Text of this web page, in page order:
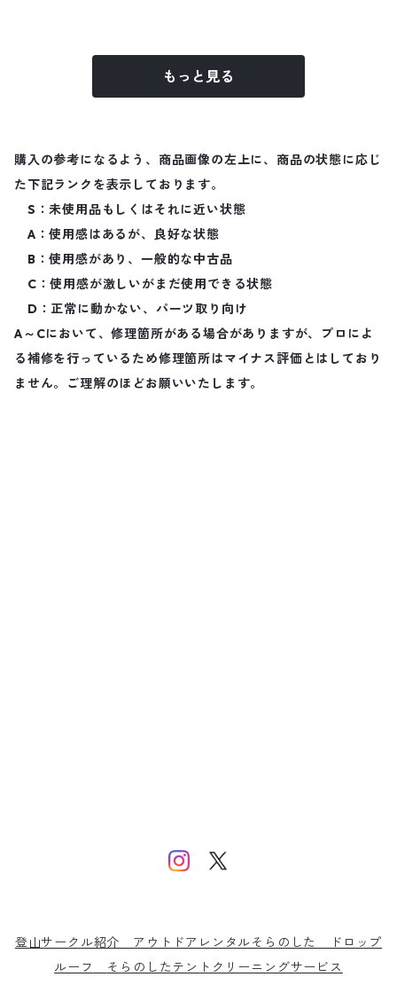
もっと見る
購入の参考になるよう、商品画像の左上に、商品の状態に応じ
た下記ランクを表示しております。
S：未使用品もしくはそれに近い状態
A：使用感はあるが、良好な状態
B：使用感があり、一般的な中古品
C：使用感が激しいがまだ使用できる状態
D：正常に動かない、パーツ取り向け
A～Cにおいて、修理箇所がある場合がありますが、プロによ
る補修を行っているため修理箇所はマイナス評価とはしており
ません。ご理解のほどお願いいたします。
登山サークル紹介 アウトドアレンタルそらのした
ドロップ
ルーフ
そらのしたテントクリーニングサービス